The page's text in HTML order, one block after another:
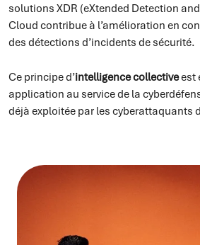
solutions XDR (eXtended Detection
Cloud contribue à l’amélioration en
des détections d’incidents de sécurité.
Ce principe d’intelligence collectiveest
application au service de la
déjà exploitée par les cyberattaquants